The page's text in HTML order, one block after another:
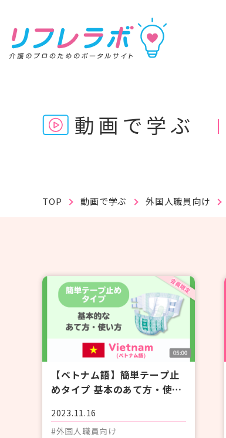
#在宅復帰
#研修 #人材育成
#事例紹介
#外国語対応
個人情報保護方針利用規約お問い合わせ
動画で学ぶ
TOP 動画で学ぶ 外国人職員向け
【ベトナム語】簡単テープ止
めタイプ 基本のあて方・使い
2023.11.16
#外国人職員向け